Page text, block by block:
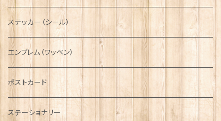
ニット帽
ボタンラップマフラー【Aran Traditions】
ファッションマスク
その他テーブルウェア
動物＆植物
国旗＆紋章
NAVY
AIRFORCE
ARMY
ピューター
ステッカー（シール）
エンブレム（ワッペン）
ポストカード
ステーショナリー